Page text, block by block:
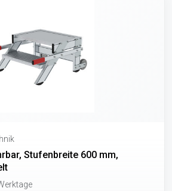
Stufenbreite 600 mm,